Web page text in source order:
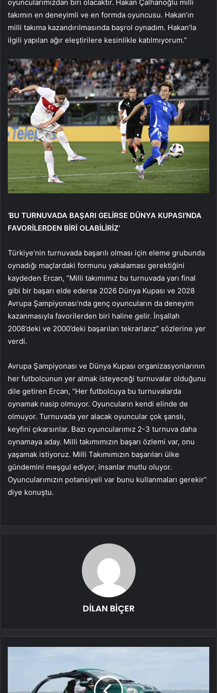
oyuncularımızdan biri olacaktır. Hakan Çalhanoğlu milli
takımın en deneyimli ve en formda oyuncusu. Hakan’ın
milli takıma kazandırılmasında başrol oynadım. Hakan’la
ilgili yapılan ağır eleştirilere kesinlikle katılmıyorum.”
‘BU TURNUVADA BAŞARI GELİRSE DÜNYA KUPASI’NDA
FAVORİLERDEN BİRİ OLABİLİRİZ’
Türkiye’nin turnuvada başarılı olması için eleme grubunda
oynadığı maçlardaki formunu yakalaması gerektiğini
kaydeden Ercan, “Milli takımımız bu turnuvada yarı final
gibi bir başarı elde ederse 2026 Dünya Kupası ve 2028
Avrupa Şampiyonası’nda genç oyuncuların da deneyim
kazanmasıyla favorilerden biri haline gelir. İnşallah
2008’deki ve 2000’deki başarıları tekrarlarız” sözlerine yer
verdi.
Avrupa Şampiyonası ve Dünya Kupası organizasyonlarının
her futbolcunun yer almak isteyeceği turnuvalar olduğunu
dile getiren Ercan, “Her futbolcuya bu turnuvalarda
oynamak nasip olmuyor. Oyuncuların kendi elinde de
olmuyor. Turnuvada yer alacak oyuncular çok şanslı,
keyfini çıkarsınlar. Bazı oyuncularımız 2-3 turnuva daha
oynamaya aday. Milli takımımızın başarı özlemi var, onu
yaşamak istiyoruz. Milli Takımımızın başarıları ülke
gündemini meşgul ediyor, insanlar mutlu oluyor.
Oyuncularımızın potansiyeli var bunu kullanmaları gerekir”
diye konuştu.
DİLAN BİÇER